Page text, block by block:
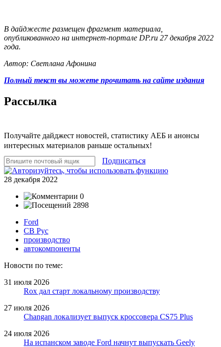
В дайджесте размещен фрагмент материала,
опубликованного на интернет-портале DP.ru 27 декабря 2022
года.
Автор: Светлана Афонина
Полный текст вы можете прочитать на сайте издания
Рассылка
Получайте дайджест новостей, статистику АЕБ и анонсы
интересных материалов раньше остальных!
Подписаться
28 декабря 2022
0
2898
Ford
СВ Рус
производство
автокомпоненты
Новости по теме:
31 июля 2026
Rox дал старт локальному производству
27 июля 2026
Changan локализует выпуск кроссовера CS75 Plus
24 июля 2026
На испанском заводе Ford начнут выпускать Geely